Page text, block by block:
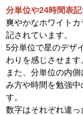
分単位や24時間表
爽やかなホワイト
記されています。
5分単位で星のデザ
わりを感じさせます
また、分単位の内
み方や時間を勉強
す。
数字はそれぞれ違